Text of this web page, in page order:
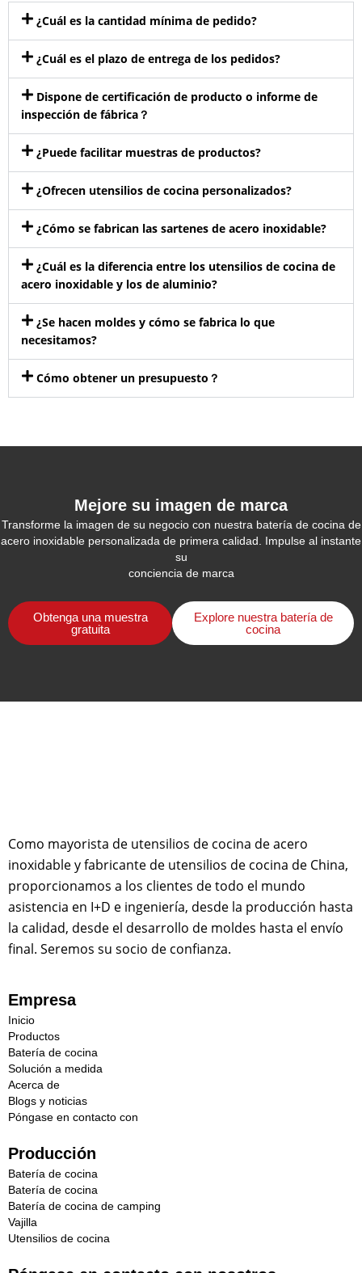
¿Cuál es la cantidad mínima de pedido?
¿Cuál es el plazo de entrega de los pedidos?
Dispone de certificación de producto o informe de
inspección de fábrica？
¿Puede facilitar muestras de productos?
¿Ofrecen utensilios de cocina personalizados?
¿Cómo se fabrican las sartenes de acero inoxidable?
¿Cuál es la diferencia entre los utensilios de cocina de
acero inoxidable y los de aluminio?
¿Se hacen moldes y cómo se fabrica lo que
necesitamos?
Cómo obtener un presupuesto？
Mejore su imagen de marca
Transforme la imagen de su negocio con nuestra batería de cocina de
acero inoxidable personalizada de primera calidad. Impulse al instante
su
conciencia de marca
Obtenga una muestra
gratuita
Explore nuestra batería de
cocina
Como mayorista de utensilios de cocina de acero
inoxidable y fabricante de utensilios de cocina de China,
proporcionamos a los clientes de todo el mundo
asistencia en I+D e ingeniería, desde la producción hasta
la calidad, desde el desarrollo de moldes hasta el envío
final. Seremos su socio de confianza.
Empresa
Inicio
Productos
Batería de cocina
Solución a medida
Acerca de
Blogs y noticias
Póngase en contacto con
Producción
Batería de cocina
Batería de cocina
Batería de cocina de camping
Vajilla
Utensilios de cocina